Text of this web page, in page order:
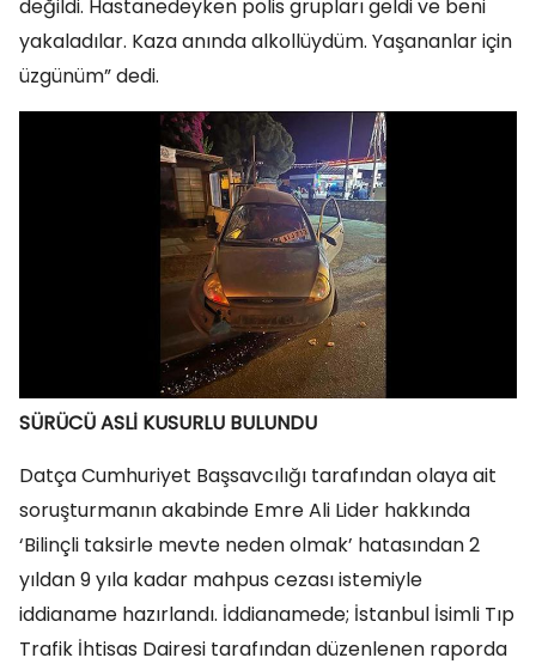
değildi. Hastanedeyken polis grupları geldi ve beni
yakaladılar. Kaza anında alkollüydüm. Yaşananlar için
üzgünüm” dedi.
SÜRÜCÜ ASLİ KUSURLU BULUNDU
Datça Cumhuriyet Başsavcılığı tarafından olaya ait
soruşturmanın akabinde Emre Ali Lider hakkında
‘Bilinçli taksirle mevte neden olmak’ hatasından 2
yıldan 9 yıla kadar mahpus cezası istemiyle
iddianame hazırlandı. İddianamede; İstanbul İsimli Tıp
Trafik İhtisas Dairesi tarafından düzenlenen raporda